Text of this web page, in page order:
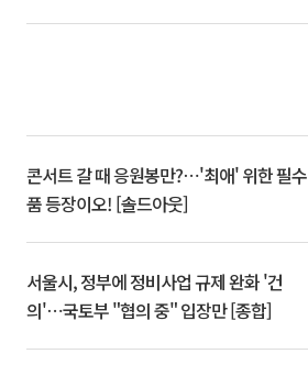
콘서트 갈 때 응원봉만?⋯'최애' 위한 필수
품 등장이오! [솔드아웃]
서울시, 정부에 정비사업 규제 완화 '건
의'⋯국토부 "협의 중" 입장만 [종합]